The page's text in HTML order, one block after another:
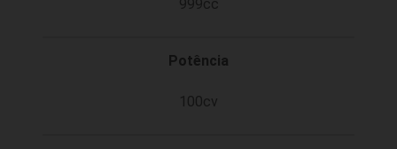
999cc
Potência
100cv